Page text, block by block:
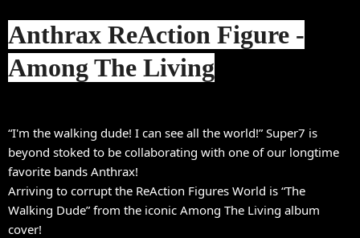
Anthrax ReAction Figure -
Among The Living
“I'm the walking dude! I can see all the world!” Super7 is
beyond stoked to be collaborating with one of our longtime
favorite bands Anthrax!
Arriving to corrupt the ReAction Figures World is “The
Walking Dude” from the iconic Among The Living album
cover!